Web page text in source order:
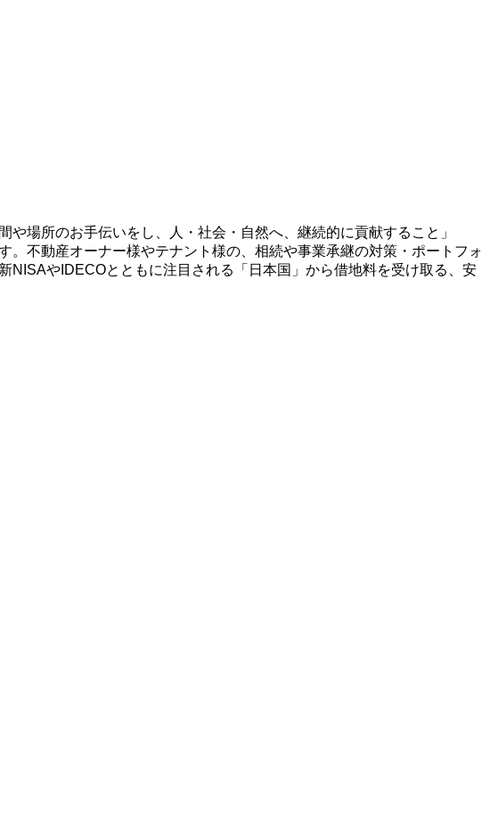
場所のお手伝いをし、人・社会・自然へ、継続的に貢献すること」
不動産オーナー様やテナント様の、相続や事業承継の対策・ポートフォ
NISAやIDECOとともに注目される「日本国」から借地料を受け取る、安